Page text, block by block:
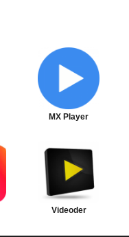
MX Player
Videoder